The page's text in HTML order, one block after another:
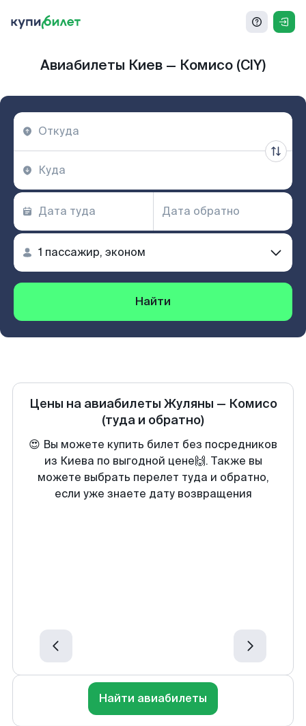
Авиабилеты Киев — Комисо (CIY)
Найти
Цены на авиабилеты Жуляны — Комисо
(туда и обратно)
😍 Вы можете купить билет без посредников
из Киева по выгодной цене🙌. Также вы
можете выбрать перелет туда и обратно,
если уже знаете дату возвращения
Найти авиабилеты